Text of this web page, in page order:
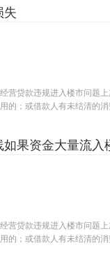
失
营贷款违规进入楼市问题
的；或借款人有未结清的消
果资金大量流
营贷款违规进入楼市问题
的；或借款人有未结清的消